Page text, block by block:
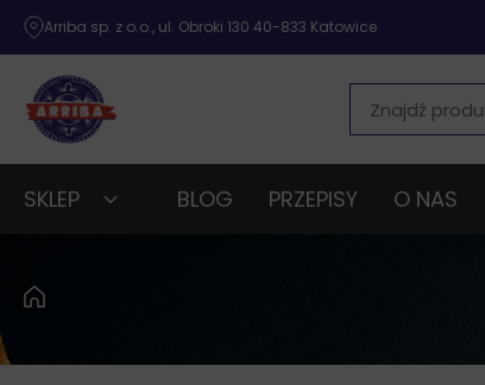
Arriba sp. z o.o., ul. Obroki 130 40-833 Katowice
SKLEP BLOG PRZEPISY O NAS